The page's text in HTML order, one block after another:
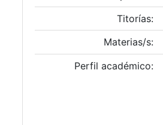
Titorías:
Materias/s:
Perfil académico: